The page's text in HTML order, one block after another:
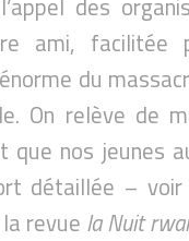
des
ami,
du
On relève de
nos jeunes
détaillée –
revue la Nuit